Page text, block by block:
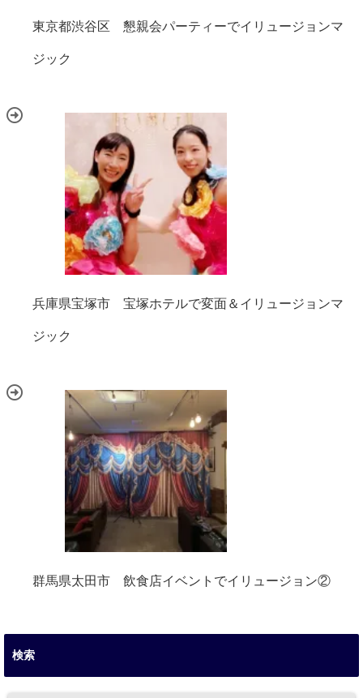
東京都渋谷区 懇親会パーティーでイリュージョンマ
ジック
兵庫県宝塚市 宝塚ホテルで変面＆イリュージョンマ
ジック
群馬県太田市 飲食店イベントでイリュージョン②
検索